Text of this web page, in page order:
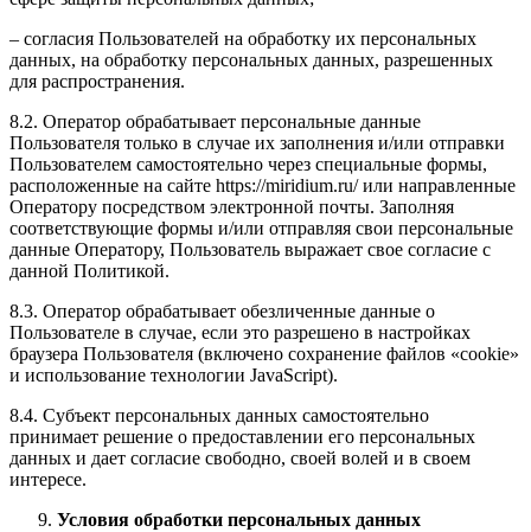
– согласия Пользователей на обработку их персональных
данных, на обработку персональных данных, разрешенных
для распространения.
8.2. Оператор обрабатывает персональные данные
Пользователя только в случае их заполнения и/или отправки
Пользователем самостоятельно через специальные формы,
расположенные на сайте https://miridium.ru/ или направленные
Оператору посредством электронной почты. Заполняя
соответствующие формы и/или отправляя свои персональные
данные Оператору, Пользователь выражает свое согласие с
данной Политикой.
8.3. Оператор обрабатывает обезличенные данные о
Пользователе в случае, если это разрешено в настройках
браузера Пользователя (включено сохранение файлов «cookie»
и использование технологии JavaScript).
8.4. Субъект персональных данных самостоятельно
принимает решение о предоставлении его персональных
данных и дает согласие свободно, своей волей и в своем
интересе.
Условия обработки персональных данных